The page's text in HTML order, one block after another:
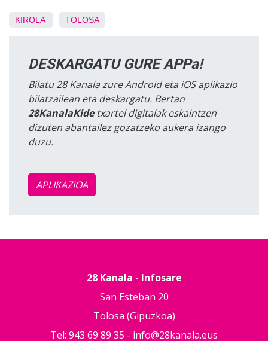
KIROLA TOLOSA
DESKARGATU GURE APPa!
Bilatu 28 Kanala zure Android eta iOS aplikazio
bilatzailean eta deskargatu. Bertan
28KanalaKidetxartel digitalak eskaintzen
dizuten abantailez gozatzeko aukera izango
duzu.
APLIKAZIOA
28 Kanala - Infosare
San Esteban 20
Tolosa (Gipuzkoa)
Tel: 943 69 89 35 - info@28kanala.eus